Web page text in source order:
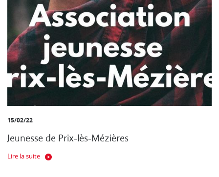
15/02/22
Jeunesse de Prix-lès-Mézières
Lire la suite